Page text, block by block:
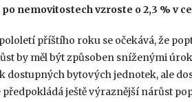
nemovitostech vzroste o 2,3 % v
příštího roku se očekává, že
by měl být způsoben sníženými
dostupných bytových jednotek, ale
předpokládá ještě výraznější nárůst